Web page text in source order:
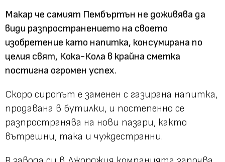
Макар че самият Пембъртън не доживява да
види разпространението на своето
изобретение като напитка, консумирана по
целия свят, Кока-Кола в крайна сметка
постигна огромен успех.
Скоро сиропът е заменен с газирана напитка,
продавана в бутилки, и постепенно се
разпространява на нови пазари, както
вътрешни, така и чуждестранни.